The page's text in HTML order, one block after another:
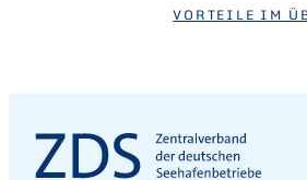
VORTEILE IM